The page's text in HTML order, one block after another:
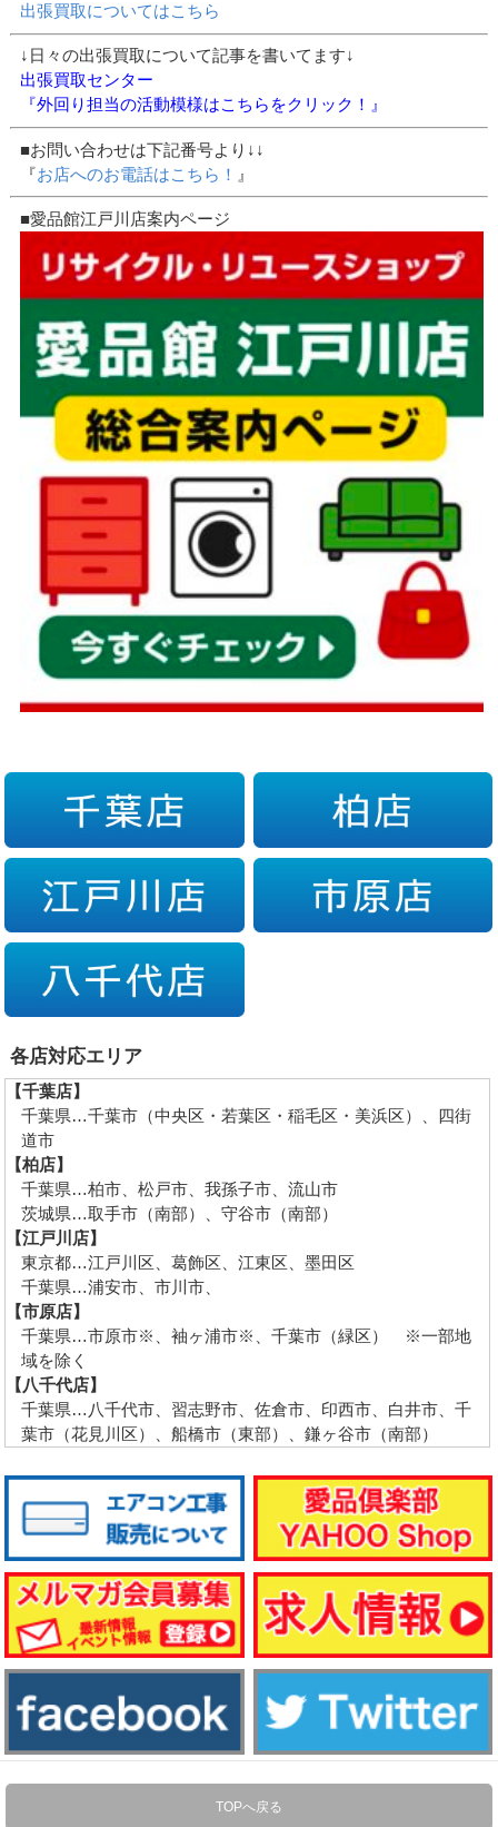
出張買取についてはこちら
↓日々の出張買取について記事を書いてます↓
出張買取センター
『外回り担当の活動模様はこちらをクリック！』
■お問い合わせは下記番号より↓↓
『お店へのお電話はこちら！ 』
■愛品館江戸川店案内ページ
各店対応エリア
【千葉店】
千葉県…千葉市（中央区・若葉区・稲毛区・美浜区）、四街
道市
【柏店】
千葉県…柏市、松戸市、我孫子市、流山市
茨城県…取手市（南部）、守谷市（南部）
【江戸川店】
東京都…江戸川区、葛飾区、江東区、墨田区
千葉県…浦安市、市川市、
【市原店】
千葉県…市原市※、袖ヶ浦市※、千葉市（緑区） ※一部地
域を除く
【八千代店】
千葉県…八千代市、習志野市、佐倉市、印西市、白井市、千
葉市（花見川区）、船橋市（東部）、鎌ヶ谷市（南部）
TOPへ戻る